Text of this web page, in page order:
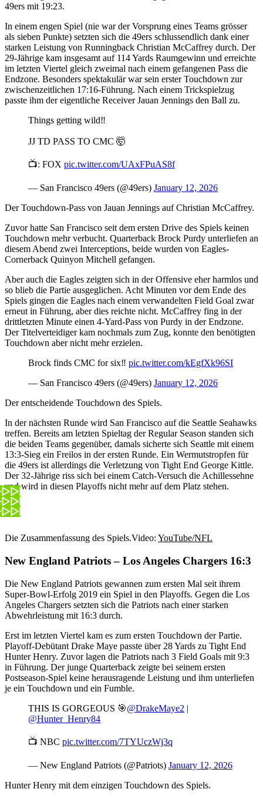
49ers mit 19:23.
In einem engen Spiel (nie war der Vorsprung eines Teams grösser
als sieben Punkte) setzten sich die 49ers schlussendlich dank einer
starken Leistung von Runningback Christian McCaffrey durch. Der
29-Jährige kam insgesamt auf 114 Yards Raumgewinn und erreichte
im letzten Viertel gleich zweimal nach einem gefangenen Pass die
Endzone. Besonders spektakulär war sein erster Touchdown zur
zwischenzeitlichen 17:16-Führung. Nach einem Trickspielzug
passte ihm der eigentliche Receiver Jauan Jennings den Ball zu.
Things getting wild‼️
JJ TD PASS TO CMC 🤯
📺: FOX pic.twitter.com/UAxFPuAS8f
— San Francisco 49ers (@49ers) January 12, 2026
Der Touchdown-Pass von Jauan Jennings auf Christian McCaffrey.
Zuvor hatte San Francisco seit dem ersten Drive des Spiels keinen
Touchdown mehr verbucht. Quarterback Brock Purdy unterliefen an
diesem Abend zwei Interceptions, beide wurden von Eagles-
Cornerback Quinyon Mitchell gefangen.
Aber auch die Eagles zeigten sich in der Offensive eher harmlos und
so blieb die Partie ausgeglichen. Acht Minuten vor dem Ende des
Spiels gingen die Eagles nach einem verwandelten Field Goal zwar
erneut in Führung, aber dies reichte nicht. McCaffrey fing in der
drittletzten Minute einen 4-Yard-Pass von Purdy in der Endzone.
Der Titelverteidiger kam nochmals zum Zug, konnte den benötigten
Touchdown aber nicht mehr erzielen.
Brock finds CMC for six‼️ pic.twitter.com/kEgfXk96SI
— San Francisco 49ers (@49ers) January 12, 2026
Der entscheidende Touchdown des Spiels.
In der nächsten Runde wird San Francisco auf die Seattle Seahawks
treffen. Bereits am letzten Spieltag der Regular Season standen sich
die beiden Teams gegenüber, damals sicherte sich Seattle mit einem
13:3-Sieg ein Freilos in der ersten Runde. Ein Wermutstropfen für
die 49ers ist allerdings die Verletzung von Tight End George Kittle.
Der 32-Jährige riss sich bei einem Catch-Versuch die Achillessehne
und wird in diesen Playoffs nicht mehr auf dem Platz stehen.
Die Zusammenfassung des Spiels.Video: YouTube/NFL
New England Patriots – Los Angeles Chargers 16:3
Die New England Patriots gewannen zum ersten Mal seit ihrem
Super-Bowl-Erfolg 2019 ein Spiel in den Playoffs. Gegen die Los
Angeles Chargers setzten sich die Patriots nach einer starken
Abwehrleistung mit 16:3 durch.
Erst im letzten Viertel kam es zum ersten Touchdown der Partie.
Playoff-Debütant Drake Maye passte über 28 Yards zu Tight End
Hunter Henry. Zuvor lagen die Patriots nach 3 Field Goals mit 9:3
in Führung. Der junge Quarterback zeigte bei seinem ersten
Postseason-Spiel keine herausragende Leistung und ihm unterliefen
je ein Touchdown und ein Fumble.
THIS IS GORGEOUS 🎯@DrakeMaye2 |
@Hunter_Henry84
📺 NBC pic.twitter.com/7TYUczWj3q
— New England Patriots (@Patriots) January 12, 2026
Hunter Henry mit dem einzigen Touchdown des Spiels.